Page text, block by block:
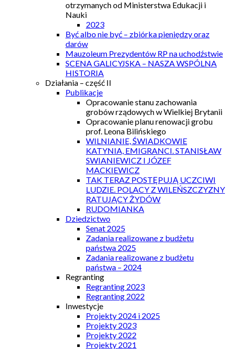
otrzymanych od Ministerstwa Edukacji i
Nauki
2023
Być albo nie być – zbiórka pieniędzy oraz
darów
Mauzoleum Prezydentów RP na uchodźstwie
SCENA GALICYJSKA – NASZA WSPÓLNA
HISTORIA
Działania – część II
Publikacje
Opracowanie stanu zachowania
grobów rządowych w Wielkiej Brytanii
Opracowanie planu renowacji grobu
prof. Leona Bilińskiego
WILNIANIE, ŚWIADKOWIE
KATYNIA, EMIGRANCI. STANISŁAW
SWIANIEWICZ I JÓZEF
MACKIEWICZ
TAK TERAZ POSTĘPUJĄ UCZCIWI
LUDZIE. POLACY Z WILEŃSZCZYZNY
RATUJĄCY ŻYDÓW
RUDOMIANKA
Dziedzictwo
Senat 2025
Zadania realizowane z budżetu
państwa 2025
Zadania realizowane z budżetu
państwa – 2024
Regranting
Regranting 2023
Regranting 2022
Inwestycje
Projekty 2024 i 2025
Projekty 2023
Projekty 2022
Projekty 2021